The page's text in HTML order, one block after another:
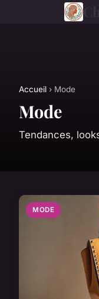
Accueil › Mode
Mode
Tendances,
MODE